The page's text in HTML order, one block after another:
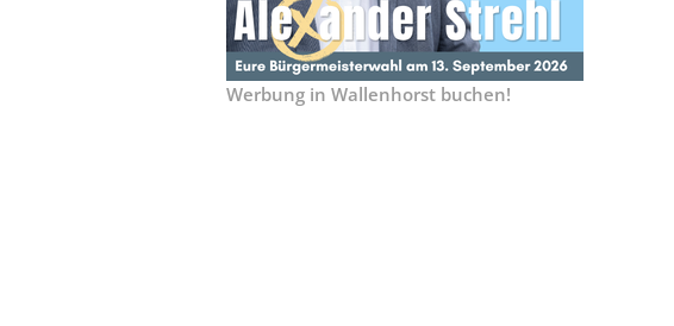
Werbung in Wallenhorst buchen!